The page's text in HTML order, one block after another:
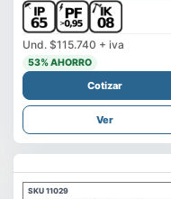
Und. $115.740 + iva
53% AHORRO
Cotizar
Ver
SKU 11029